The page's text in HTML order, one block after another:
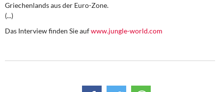
Eurokrise und Griechenland
Griechenlands aus der Euro-Zone.
(...)
Das Interview finden Sie aufwww.jungle-world.com